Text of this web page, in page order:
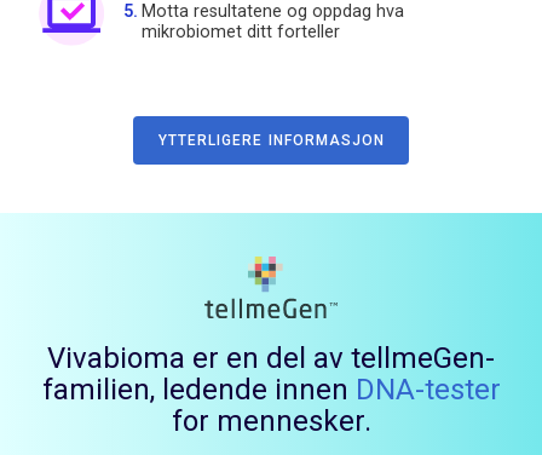
Motta resultatene og oppdag hva
mikrobiomet ditt forteller
YTTERLIGERE INFORMASJON
Vivabioma er en del av tellmeGen-
familien, ledende innen DNA-tester
for mennesker.